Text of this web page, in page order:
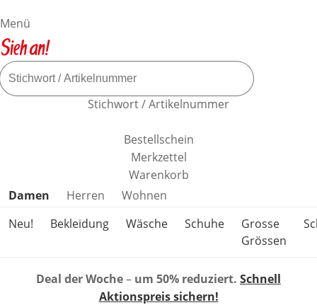
Menü
Stichwort / Artikelnummer
Bestellschein
Merkzettel
Warenkorb
Produktkategorien überspringen
Damen Herren
Wohnen
Neu!
Bekleidung Wäsche Schuhe
Grosse
Grössen
Deal der Woche– um 50% reduziert. Schnell
Aktionspreis sichern!